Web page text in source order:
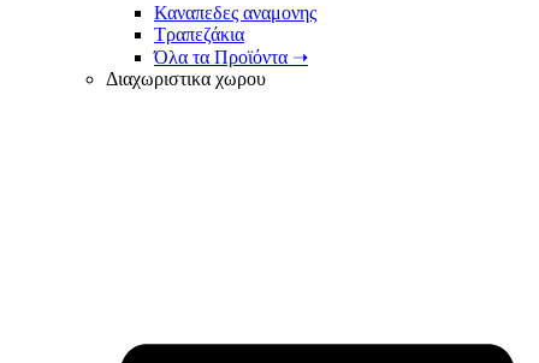
Καναπεδες αναμονης
Τραπεζάκια
Όλα τα Προϊόντα ➝
Διαχωριστικα χωρου